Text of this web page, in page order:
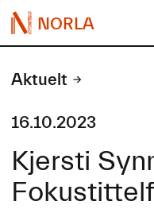
NORLA
Aktuelt
16.10.2023
Kjersti